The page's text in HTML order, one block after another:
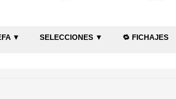
▼ SELECCIONES ▼ 🔁 FICHAJES